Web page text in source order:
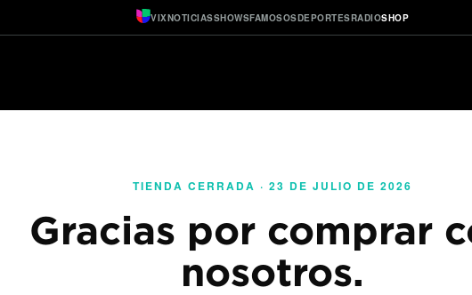
VIXNOTICIASSHOWSFAMOSOSDEPORTESRADIOSHOP
TIENDA CERRADA · 23 DE JULIO DE 2026
Gracias por comprar
nosotros.